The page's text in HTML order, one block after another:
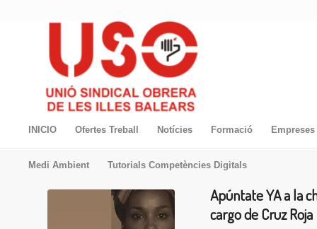
INICIO Ofertes Treball Notícies Formació
Medi Ambient Tutorials Competències Digitals
Apúntate YA a la
cargo de Cruz Roja